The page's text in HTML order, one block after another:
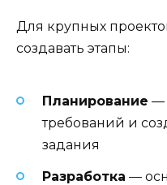
Для крупных
создавать этапы:
Планирование —
требований и
задания
Разработка —